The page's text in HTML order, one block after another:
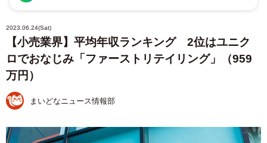
2023.06.24(Sat)
【小売業界】平均年収ランキング 2位はユニク
ロでおなじみ「ファーストリテイリング」（959
万円）
まいどなニュース情報部